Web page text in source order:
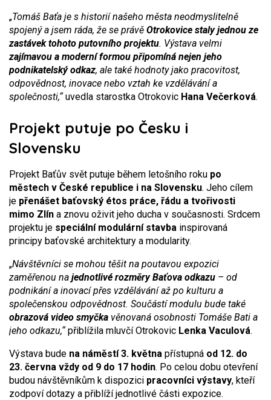
„Tomáš Baťa je s historií našeho města neodmyslitelně
spojený a jsem ráda, že se právě Otrokovice staly jednou ze
zastávek tohoto putovního projektu. Výstava velmi
zajímavou a moderní formou připomíná nejen jeho
podnikatelský odkaz, ale také hodnoty jako pracovitost,
odpovědnost, inovace nebo vztah ke vzdělávání a
společnosti,“uvedla starostka Otrokovic Hana Večerková.
Projekt putuje po Česku i
Slovensku
Projekt Baťův svět putuje během letošního roku po
městech v České republice i na Slovensku. Jeho cílem
je přenášet baťovský étos práce, řádu a tvořivosti
mimo Zlín a znovu oživit jeho ducha v současnosti. Srdcem
projektu je speciální modulární stavba inspirovaná
principy baťovské architektury a modularity.
„Návštěvníci se mohou těšit na poutavou expozici
zaměřenou na jednotlivé rozměry Baťova odkazu – od
podnikání a inovací přes vzdělávání až po kulturu a
společenskou odpovědnost. Součástí modulu bude také
obrazová video smyčka věnovaná osobnosti Tomáše Bati a
jeho odkazu,“přiblížila mluvčí Otrokovic Lenka Vaculová.
Výstava bude na náměstí 3. května přístupná od 12. do
23. června vždy od 9 do 17 hodin. Po celou dobu otevření
budou návštěvníkům k dispozici pracovníci výstavy, kteří
zodpoví dotazy a přiblíží jednotlivé části expozice.